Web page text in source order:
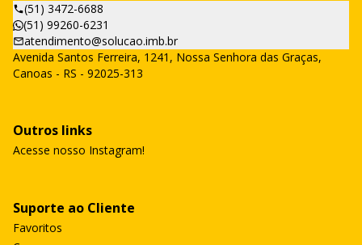
(51) 3472-6688
(51) 99260-6231
atendimento@solucao.imb.br
Avenida Santos Ferreira, 1241, Nossa Senhora das Graças,
Canoas - RS - 92025-313
Outros links
Acesse nosso Instagram!
Suporte ao Cliente
Favoritos